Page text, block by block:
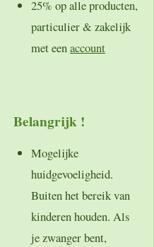
25% op alle producten,
particulier & zakelijk
met een account
Belangrijk !
Mogelijke
huidgevoeligheid.
Buiten het bereik van
kinderen houden. Als
je zwanger bent,